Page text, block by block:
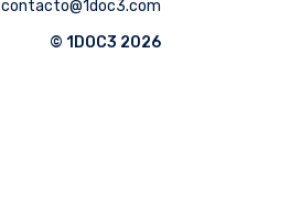
contacto@1doc3.com
© 1DOC3 2026